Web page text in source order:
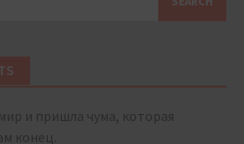
и пришла чума, которая
конец.